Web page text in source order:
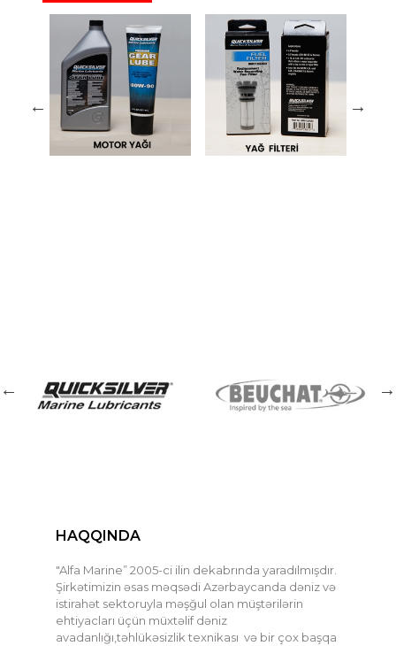
HAQQINDA
"Alfa Marine” 2005-ci ilin dekabrında yaradılmışdır.
Şirkətimizin əsas məqsədi Azərbaycanda dəniz və
istirahət sektoruyla məşğul olan müştərilərin
ehtiyacları üçün müxtəlif dəniz
avadanlığı,təhlükəsizlik texnikası və bir çox başqa